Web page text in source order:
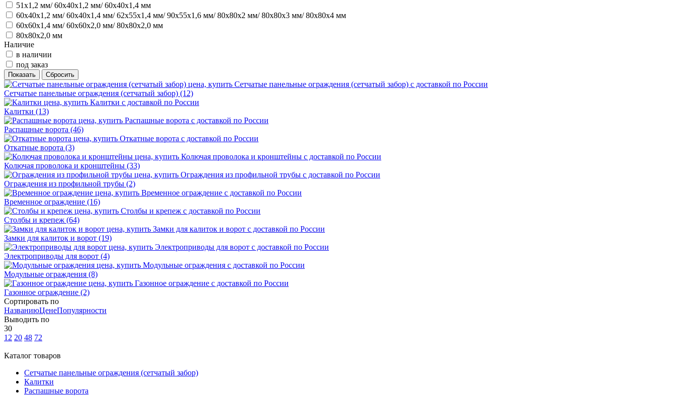
51х1,2 мм/ 60х40х1,2 мм/ 60х40х1,4 мм
60х40х1,2 мм/ 60х40х1,4 мм/ 62х55х1,4 мм/ 90х55х1,6 мм/ 80х80х2 мм/ 80х80х3 мм/ 80х80х4 мм
60х60х1,4 мм/ 60х60х2,0 мм/ 80х80х2,0 мм
80х80х2,0 мм
Наличие
в наличии
под заказ
Сетчатые панельные ограждения (сетчатый забор) (12)
Калитки (13)
Распашные ворота (46)
Откатные ворота (3)
Колючая проволока и кронштейны (33)
Ограждения из профильной трубы (2)
Временное ограждение (16)
Столбы и крепеж (64)
Замки для калиток и ворот (19)
Электроприводы для ворот (4)
Модульные ограждения (8)
Газонное ограждение (2)
Сортировать по
НазваниюЦенеПопулярности
Выводить по
30
12 20 48 72
Каталог товаров
Сетчатые панельные ограждения (сетчатый забор)
Калитки
Распашные ворота